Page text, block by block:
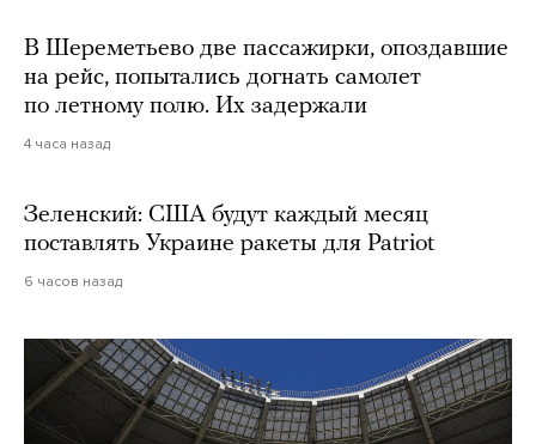
В Шереметьево две пассажирки, опоздавшие
на рейс, попытались догнать самолет
по летному полю. Их задержали
4 часа назад
Зеленский: США будут каждый месяц
поставлять Украине ракеты для Patriot
6 часов назад